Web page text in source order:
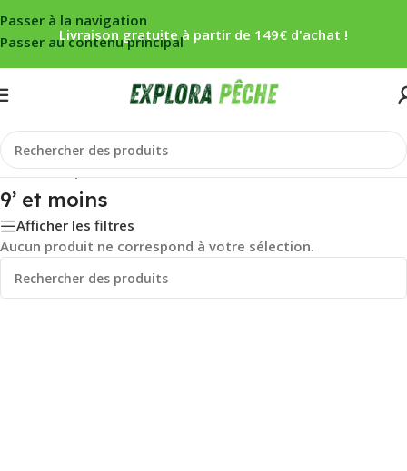
Passer à la navigation
Passer au contenu principal
Livraison gratuite à partir de 149€ d'achat !
Accueil/Carpe/Cannes/9’ et moins
9’ et moins
Afficher les filtres
Aucun produit ne correspond à votre sélection.